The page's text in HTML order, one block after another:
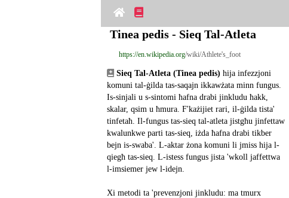
Tinea pedis - Sieq Tal-Atleta
https://en.wikipedia.org/wiki/Athlete's_foot
Sieq Tal-Atleta (Tinea pedis) hija infezzjoni
komuni tal-ġilda tas-saqajn ikkawżata minn fungus.
Is-sinjali u s-sintomi ħafna drabi jinkludu ħakk,
skalar, qsim u ħmura. F'każijiet rari, il-ġilda tista'
tinfetaħ. Il-fungus tas-sieq tal-atleta jistgħu jinfettaw
kwalunkwe parti tas-sieq, iżda ħafna drabi tikber
bejn is-swaba'. L-aktar żona komuni li jmiss hija l-
qiegħ tas-sieq. L-istess fungus jista 'wkoll jaffettwa
l-imsiemer jew l-idejn.
Xi metodi ta 'prevenzjoni jinkludu: ma tmurx